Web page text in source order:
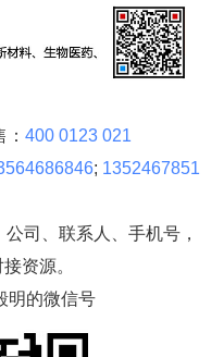
400 0123 021
; 1352467851
司、联系人、手机号，
资源。
明的微信号